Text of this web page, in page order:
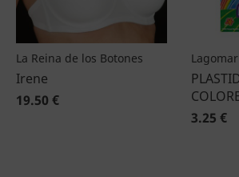
La Reina de los Botones
Irene
19.50 €
3.25 €